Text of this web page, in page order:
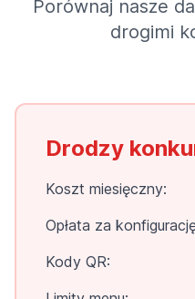
Porównaj nasze
drogimi
Drodzy
Koszt miesięczny:
Opłata za
Kody QR: